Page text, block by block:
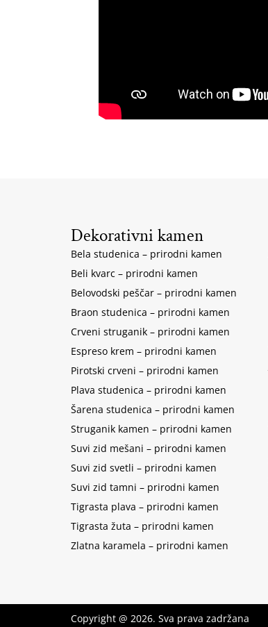
Dekorativni kamen
Bela studenica – prirodni kamen
Beli kvarc – prirodni kamen
Belovodski peščar – prirodni kamen
Braon studenica – prirodni kamen
Crveni struganik – prirodni kamen
Espreso krem – prirodni kamen
Pirotski crveni – prirodni kamen
Plava studenica – prirodni kamen
Šarena studenica – prirodni kamen
Struganik kamen – prirodni kamen
Suvi zid mešani – prirodni kamen
Suvi zid svetli – prirodni kamen
Suvi zid tamni – prirodni kamen
Tigrasta plava – prirodni kamen
Tigrasta žuta – prirodni kamen
Zlatna karamela – prirodni kamen
Copyright @ 2026. Sva prava zadržana